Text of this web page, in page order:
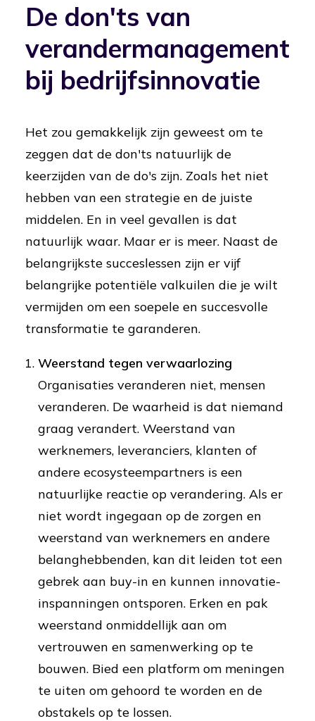
De don'ts van
verandermanagement
bij bedrijfsinnovatie
Het zou gemakkelijk zijn geweest om te
zeggen dat de don'ts natuurlijk de
keerzijden van de do's zijn. Zoals het niet
hebben van een strategie en de juiste
middelen. En in veel gevallen is dat
natuurlijk waar. Maar er is meer. Naast de
belangrijkste succeslessen zijn er vijf
belangrijke potentiële valkuilen die je wilt
vermijden om een soepele en succesvolle
transformatie te garanderen.
Weerstand tegen verwaarlozing
Organisaties veranderen niet, mensen
veranderen. De waarheid is dat niemand
graag verandert. Weerstand van
werknemers, leveranciers, klanten of
andere ecosysteempartners is een
natuurlijke reactie op verandering. Als er
niet wordt ingegaan op de zorgen en
weerstand van werknemers en andere
belanghebbenden, kan dit leiden tot een
gebrek aan buy-in en kunnen innovatie-
inspanningen ontsporen. Erken en pak
weerstand onmiddellijk aan om
vertrouwen en samenwerking op te
bouwen. Bied een platform om meningen
te uiten om gehoord te worden en de
obstakels op te lossen.